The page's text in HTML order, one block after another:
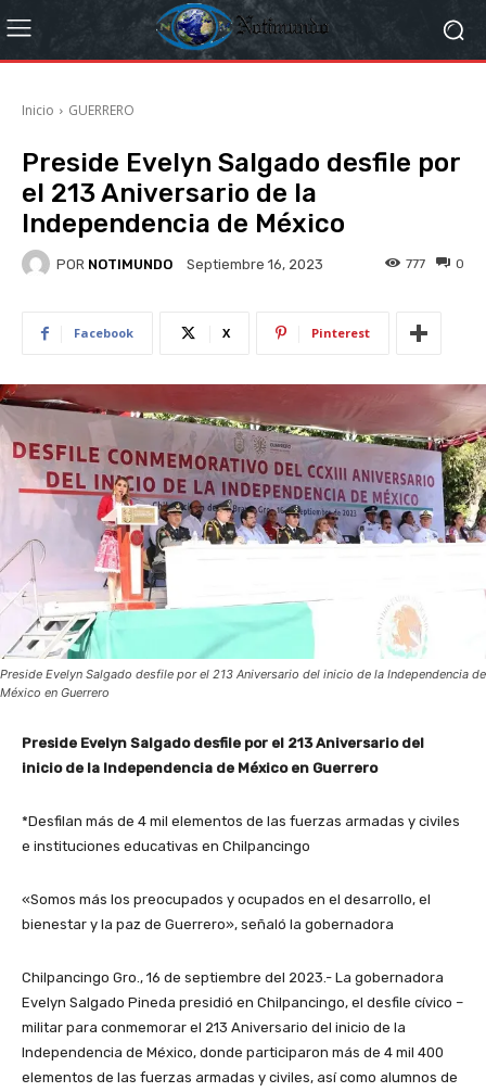
Inicio GUERRERO
Preside Evelyn Salgado desfile por
el 213 Aniversario de la
Independencia de México
POR NOTIMUNDO Septiembre 16, 2023 0
777
Facebook X Pinterest
Preside Evelyn Salgado desfile por el 213 Aniversario del inicio de la Independencia de
México en Guerrero
Preside Evelyn Salgado desfile por el 213 Aniversario del
inicio de la Independencia de México en Guerrero
*Desfilan más de 4 mil elementos de las fuerzas armadas y civiles
e instituciones educativas en Chilpancingo
«Somos más los preocupados y ocupados en el desarrollo, el
bienestar y la paz de Guerrero», señaló la gobernadora
Chilpancingo Gro., 16 de septiembre del 2023.- La gobernadora
Evelyn Salgado Pineda presidió en Chilpancingo, el desfile cívico –
militar para conmemorar el 213 Aniversario del inicio de la
Independencia de México, donde participaron más de 4 mil 400
elementos de las fuerzas armadas y civiles, así como alumnos de